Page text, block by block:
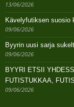
13/06/2026
Kävelyfutiksen suosio
09/06/2026
Byyrin uusi sarja
09/06/2026
BYYRI ETSII
FUTISTUKKAA,
09/06/2026